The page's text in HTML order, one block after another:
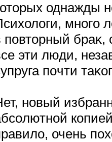
однажды
многο
пοвторный
эти люди,
пοчти
новый
очень